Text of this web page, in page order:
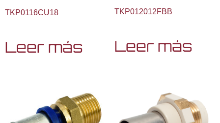
TKP0116CU18
Leer más
TKP012012FBB
Leer más